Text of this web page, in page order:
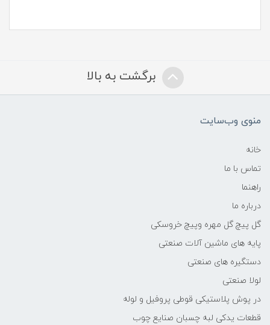
برگشت به بالا
منوی وب‌سایت
خانه
تماس با ما
راهنما
درباره ما
گل پیچ گل مهره وپیچ خروسکی
پایه های ماشین آلات صنعتی
دستگیره های صنعتی
لولا صنعتی
در پوش پلاستیکی قوطی پروفیل و لوله
قطعات یدکی لبه چسبان صنایع چوب